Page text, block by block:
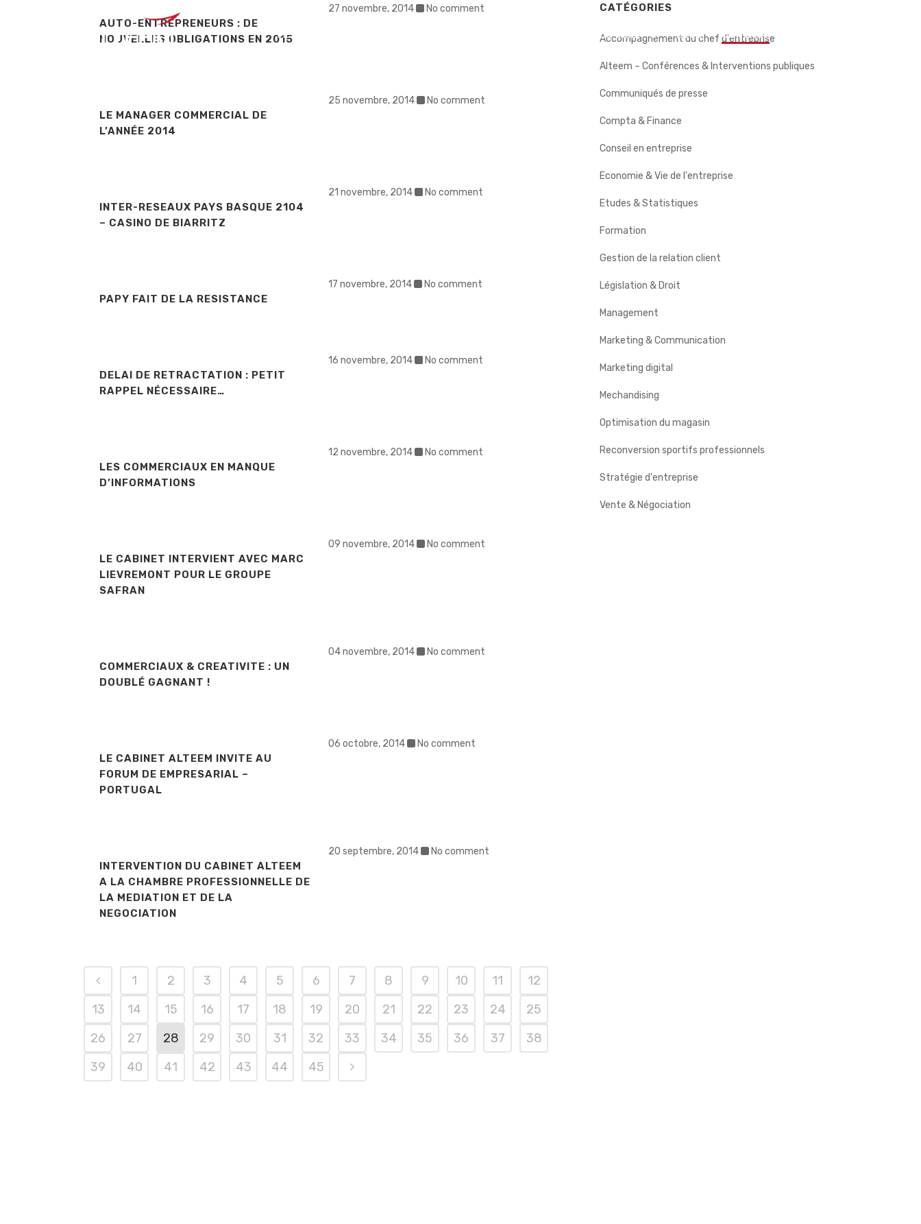
MÉTIERS NOS CLIENTS BLOG CONTACT
AUTO-ENTREPRENEURS : DE
NOUVELLES OBLIGATIONS EN 2015
27 novembre, 2014 No comment
LE MANAGER COMMERCIAL DE
L’ANNÉE 2014
25 novembre, 2014 No comment
INTER-RESEAUX PAYS BASQUE 2104
– CASINO DE BIARRITZ
21 novembre, 2014 No comment
PAPY FAIT DE LA RESISTANCE
17 novembre, 2014 No comment
DELAI DE RETRACTATION : PETIT
RAPPEL NÉCESSAIRE…
16 novembre, 2014 No comment
LES COMMERCIAUX EN MANQUE
D’INFORMATIONS
12 novembre, 2014 No comment
LE CABINET INTERVIENT AVEC MARC
LIEVREMONT POUR LE GROUPE
SAFRAN
09 novembre, 2014 No comment
COMMERCIAUX & CREATIVITE : UN
DOUBLÉ GAGNANT !
04 novembre, 2014 No comment
LE CABINET ALTEEM INVITE AU
FORUM DE EMPRESARIAL –
PORTUGAL
06 octobre, 2014 No comment
INTERVENTION DU CABINET ALTEEM
A LA CHAMBRE PROFESSIONNELLE DE
LA MEDIATION ET DE LA
NEGOCIATION
20 septembre, 2014 No comment
1 2 3 4 5 6 7 8 9 10 11
12
13
14 15 16 17 18 19 20 21 22 23 24
25
26
27 28 29 30 31 32 33 34 35 36 37
38
39
40 41 42 43 44 45
CATÉGORIES
Accompagnement du chef d'entreprise
Alteem – Conférences & Interventions publiques
Communiqués de presse
Compta & Finance
Conseil en entreprise
Economie & Vie de l'entreprise
Etudes & Statistiques
Formation
Gestion de la relation client
Législation & Droit
Management
Marketing & Communication
Marketing digital
Mechandising
Optimisation du magasin
Reconversion sportifs professionnels
Stratégie d'entreprise
Vente & Négociation